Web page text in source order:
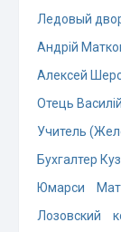
Ледовый
Андрій
Алексей
Отець Василій
Учитель
Бухгалтер
Юмарси
Лозовский